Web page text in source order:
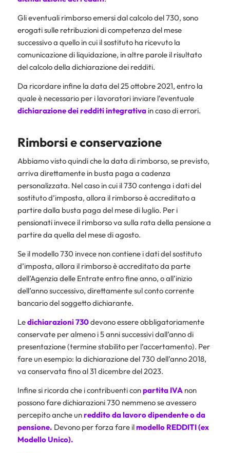
Gli eventuali rimborso emersi dal calcolo del 730, sono
erogati sulle retribuzioni di competenza del mese
successivo a quello in cui il sostituto ha ricevuto la
comunicazione di liquidazione, in altre parole il risultato
del calcolo della dichiarazione dei redditi.
Da ricordare infine la data del 25 ottobre 2021, entro la
quale è necessario per i lavoratori inviare l’eventuale
dichiarazione dei redditiintegrativain caso di errori.
Rimborsi e conservazione
Abbiamo visto quindi che la data di rimborso, se previsto,
arriva direttamente in busta paga a cadenza
personalizzata. Nel caso in cui il 730 contenga i dati del
sostituto d’imposta, allora il rimborso è accreditato a
partire dalla busta paga del mese di luglio. Per i
pensionati invece il rimborso va sulla rata della pensione a
partire da quella del mese di agosto.
Se il modello 730 invece non contiene i dati del sostituto
d’imposta, allora il rimborso è accreditato da parte
dell’Agenzia delle Entrate entro fine anno, o all’inizio
dell’anno successivo, direttamente sul conto corrente
bancario del soggetto dichiarante.
Ledichiarazioni 730devono essere obbligatoriamente
conservate per almeno i 5 anni successivi dall’anno di
presentazione (termine stabilito per l’accertamento). Per
fare un esempio: la dichiarazione del 730 dell’anno 2018,
va conservata fino al 31 dicembre del 2023.
Infine si ricorda che i contribuenti conpartita IVA non
possono fare dichiarazioni 730 nemmeno se avessero
percepito anche unreddito da lavoro dipendente o da
pensione. Devono per forza fare ilmodello REDDITI(ex
Modello Unico).